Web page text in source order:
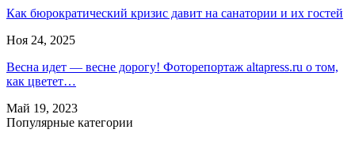
Как бюрократический кризис давит на санатории и их гостей
Ноя 24, 2025
Весна идет — весне дорогу! Фоторепортаж altapress.ru о том,
как цветет…
Май 19, 2023
Популярные категории